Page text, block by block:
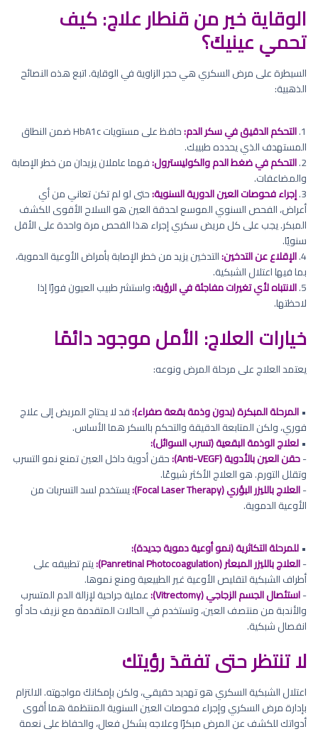
الوقاية خير من قنطار علاج: كيف
تحمي عينيكَ؟
السيطرة على مرض السكري هي حجر الزاوية في الوقاية. اتبع هذه النصائح
الذهبية:
1. التحكم الدقيق في سكر الدم:
حافظ على مستويات HbA1c ضمن النطاق
المستهدف الذي يحدده طبيبك.
2. التحكم في ضغط الدم والكوليسترول:فهما عاملان يزيدان من خطر الإصابة
والمضاعفات.
3. إجراء فحوصات العين الدورية السنوية:حتى لو لم تكن تعاني من أي
أعراض، الفحص السنوي الموسع لحدقة العين هو السلاح الأقوى للكشف
المبكر. يجب على كل مريض سكري إجراء هذا الفحص مرة واحدة على الأقل
سنويًا.
4. الإقلاع عن التدخين:التدخين يزيد من خطر الإصابة بأمراض الأوعية الدموية،
بما فيها اعتلال الشبكية.
5. الانتباه لأي تغيرات مفاجئة في الرؤية:واستشر طبيب العيون فورًا إذا
لاحظتها.
خيارات العلاج: الأمل موجود دائمًا
يعتمد العلاج على مرحلة المرض ونوعه:
•المرحلة المبكرة (بدون وذمة بقعة صفراء):قد لا يحتاج المريض إلى علاج
فوري، ولكن المتابعة الدقيقة والتحكم بالسكر هما الأساس.
•لعلاج الوذمة البقعية (تسرب السوائل):
-حقن العين بالأدوية (Anti-VEGF):
حقن أدوية داخل العين تمنع نمو التسرب
وتقلل التورم. هو العلاج الأكثر شيوعًا.
-العلاج بالليزر البؤري (Focal Laser Therapy):
يستخدم لسد التسربات من
الأوعية الدموية.
•للمرحلة التكاثرية (نمو أوعية دموية جديدة):
-العلاج بالليزر المبعثر (Panretinal Photocoagulation):
يتم تطبيقه على
أطراف الشبكية لتقليص الأوعية غير الطبيعية ومنع نموها.
-استئصال الجسم الزجاجي (Vitrectomy):
عملية جراحية لإزالة الدم المتسرب
والأندبة من منتصف العين، وتستخدم في الحالات المتقدمة مع نزيف حاد أو
انفصال شبكية.
لا تنتظر حتى تفقدَ رؤيتك
اعتلال الشبكية السكري هو تهديد حقيقي، ولكن بإمكانكَ مواجهته. الالتزام
بإدارة مرض السكري وإجراء فحوصات العين السنوية المنتظمة هما أقوى
أدواتك للكشف عن المرض مبكرًا وعلاجه بشكل فعال، والحفاظ على نعمة